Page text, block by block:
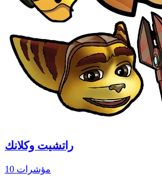
راتشيت وكلانك
10 مؤشرات